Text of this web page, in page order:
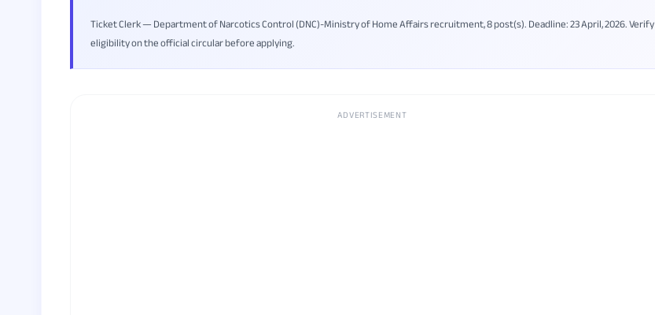
Ticket Clerk — Department of Narcotics Control (DNC)-Ministry of Home Affairs recruitment, 8 post(s). Deadline: 23 April, 2026. Verify
eligibility on the official circular before applying.
ADVERTISEMENT